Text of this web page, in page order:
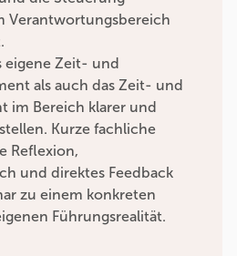
Verantwortungsbereich
eigene Zeit- und
als auch das Zeit- und
im Bereich klarer und
Kurze fachliche
Reflexion,
und direktes Feedback
zu einem konkreten
Führungsrealität.